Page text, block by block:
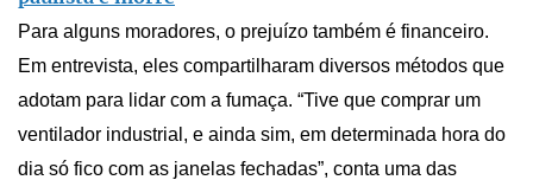
Para alguns moradores, o prejuízo também é financeiro.
Em entrevista, eles compartilharam diversos métodos que
adotam para lidar com a fumaça. “Tive que comprar um
ventilador industrial, e ainda sim, em determinada hora do
dia só fico com as janelas fechadas”, conta uma das